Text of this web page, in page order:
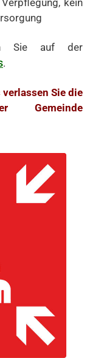
kein
Sie auf der
.
Sie die
Gemeinde